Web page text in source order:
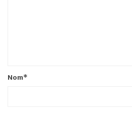
Nom*